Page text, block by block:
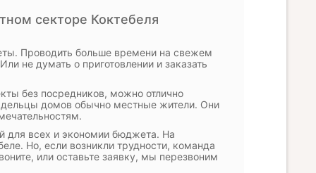
секторе Коктебеля
Проводить больше времени на свежем
не думать о приготовлении и заказать
без посредников, можно отлично
домов обычно местные жители. Они
для всех и экономии бюджета. На
Но, если возникли трудности, команда
или оставьте заявку, мы перезвоним